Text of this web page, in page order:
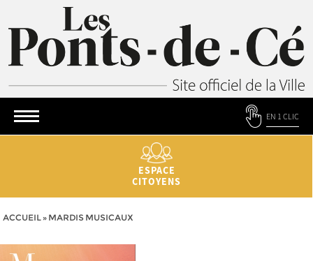
EN 1 CLIC
ESPACE
CITOYENS
ACCUEIL» MARDIS MUSICAUX